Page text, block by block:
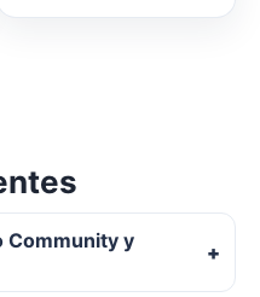
Community y